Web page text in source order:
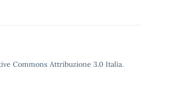
Commons Attribuzione 3.0 Italia.